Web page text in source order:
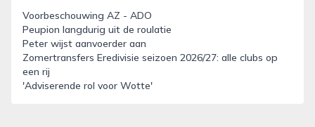
Voorbeschouwing AZ - ADO
Peupion langdurig uit de roulatie
Peter wijst aanvoerder aan
Zomertransfers Eredivisie seizoen 2026/27: alle clubs op
een rij
'Adviserende rol voor Wotte'